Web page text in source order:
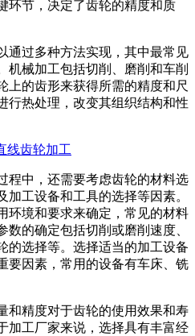
环节，决定了齿轮的精度和质
通过多种方法实现，其中最常见
机械加工包括切削、磨削和车削
上的齿形来获得所需的精度和尺
行热处理，改变其组织结构和性
程中，还需要考虑齿轮的材料选
工设备和工具的选择等因素。
环境和要求来确定，常见的材料
的确定包括切削或磨削速度、
的选择等。选择适当的加工设备
要因素，常用的设备有车床、铣
和精度对于齿轮的使用效果和寿
加工厂家来说，选择具有丰富经